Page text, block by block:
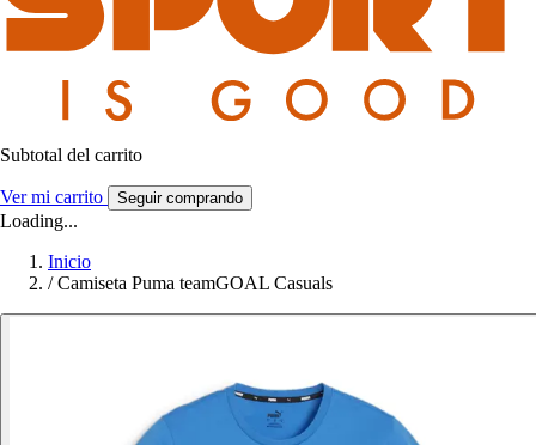
Subtotal del carrito
Ver mi carrito Seguir comprando
Loading...
Inicio
/ Camiseta Puma teamGOAL Casuals